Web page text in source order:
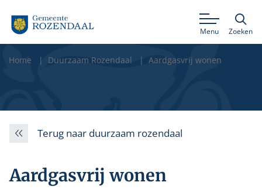
Menu Zoeken
Home Duurzaam Rozendaal Aardgasvrij wonen
Terug naar duurzaam rozendaal
Aardgasvrij wonen